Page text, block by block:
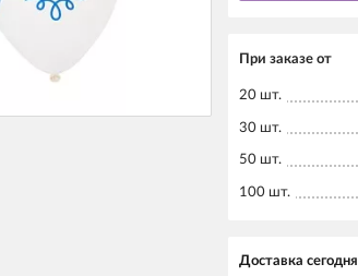
При заказе от
20 шт.
30 шт.
50 шт.
100 шт.
Доставка cегодня